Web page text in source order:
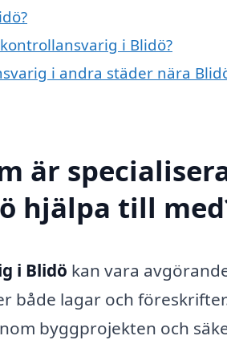
i Blidö?
i andra städer nära
är
hjälpa till
i Blidö kan vara
både lagar och
byggprojekten och